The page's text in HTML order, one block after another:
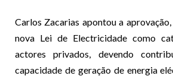
Carlos Zacarias apontou a
nova Lei de Electricidade como
actores privados, devendo
capacidade de geração de energia